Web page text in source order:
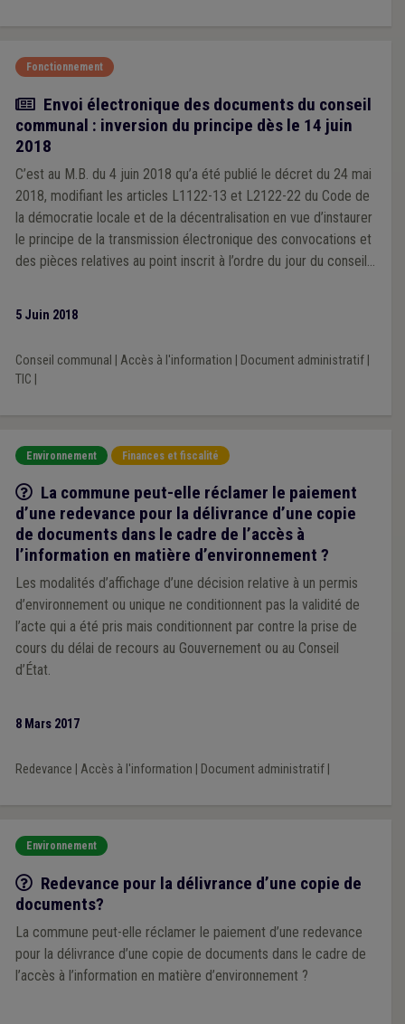
Fonctionnement
Actualité
Envoi électronique des documents du conseil
communal : inversion du principe dès le 14 juin
2018
C’est au M.B. du 4 juin 2018 qu’a été publié le décret du 24 mai
2018, modifiant les articles L1122-13 et L2122-22 du Code de
la démocratie locale et de la décentralisation en vue d’instaurer
le principe de la transmission électronique des convocations et
des pièces relatives au point inscrit à l’ordre du jour du conseil
5 Juin 2018
Conseil communal Accès à l'information Document administratif|
TIC
Environnement Finances et fiscalité
Q/R
La commune peut-elle réclamer le paiement
d’une redevance pour la délivrance d’une copie
de documents dans le cadre de l’accès à
l’information en matière d’environnement ?
Les modalités d’affichage d’une décision relative à un permis
d’environnement ou unique ne conditionnent pas la validité de
l’acte qui a été pris mais conditionnent par contre la prise de
cours du délai de recours au Gouvernement ou au Conseil
d’État.
8 Mars 2017
Redevance Accès à l'information Document administratif|
Environnement
Q/R
Redevance pour la délivrance d’une copie de
documents?
La commune peut-elle réclamer le paiement d’une redevance
pour la délivrance d’une copie de documents dans le cadre de
l’accès à l’information en matière d’environnement ?